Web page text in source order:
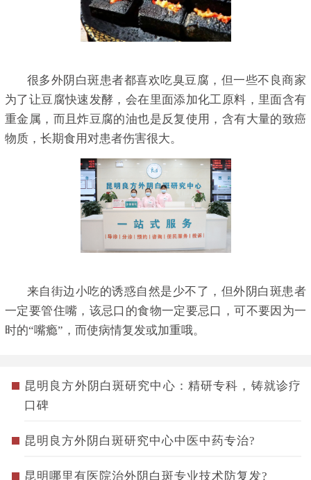
很多外阴白斑患者都喜欢吃臭豆腐，但一些不良商家
为了让豆腐快速发酵，会在里面添加化工原料，里面含有
重金属，而且炸豆腐的油也是反复使用，含有大量的致癌
物质，长期食用对患者伤害很大。
来自街边小吃的诱惑自然是少不了，但外阴白斑患者
一定要管住嘴，该忌口的食物一定要忌口，可不要因为一
时的“嘴瘾”，而使病情复发或加重哦。
昆明良方外阴白斑研究中心：精研专科，铸就诊疗
口碑
昆明良方外阴白斑研究中心中医中药专治?
昆明哪里有医院治外阴白斑专业技术防复发?